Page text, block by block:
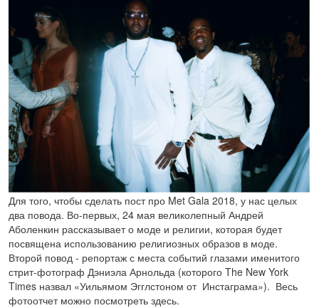
Для того, чтобы сделать пост про Met Gala 2018, у нас целых
два повода. Во-первых, 24 мая великолепный Андрей
Аболенкин рассказывает о моде и религии, которая будет
посвящена использованию религиозных образов в моде.
Второй повод - репортаж с места событий глазами именитого
стрит-фотограф Дэниэла Арнольда (которого The New York
Times назвал «Уильямом Эгглстоном от Инстаграма»). Весь
фотоотчет можно посмотреть здесь.